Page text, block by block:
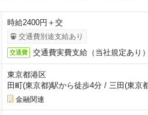
時給2400円＋交
交通費別途支給あり
交通費 交通費実費支給（当社規定あり）
東京都港区
田町(東京都)駅から徒歩4分/ 三田(東京
金融関連